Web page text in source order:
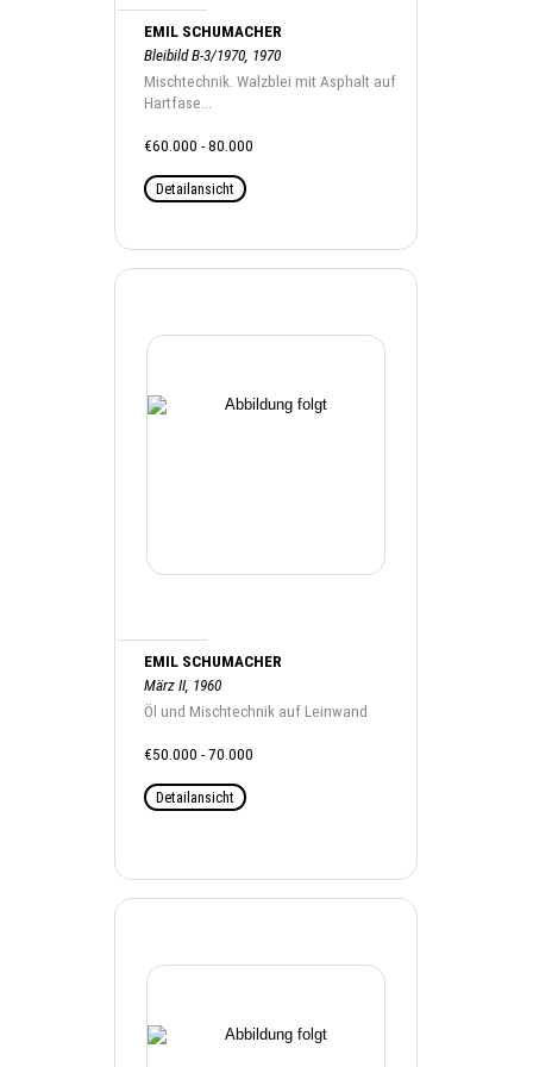
EMIL SCHUMACHER
Bleibild B-3/1970, 1970
Mischtechnik. Walzblei mit Asphalt auf
Hartfase...
€60.000 - 80.000
Detailansicht
EMIL SCHUMACHER
März II, 1960
Öl und Mischtechnik auf Leinwand
€50.000 - 70.000
Detailansicht